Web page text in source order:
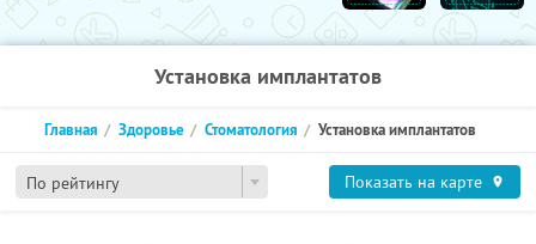
Установка имплантатов
По рейтингу
Главная Здоровье Стоматология Установка имплантатов
Показать на карте